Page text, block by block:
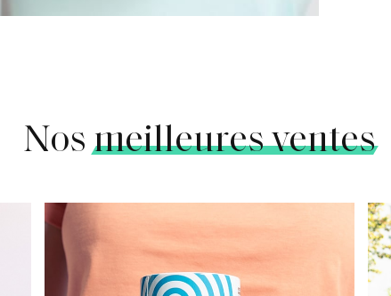
Nosmeilleures ventes